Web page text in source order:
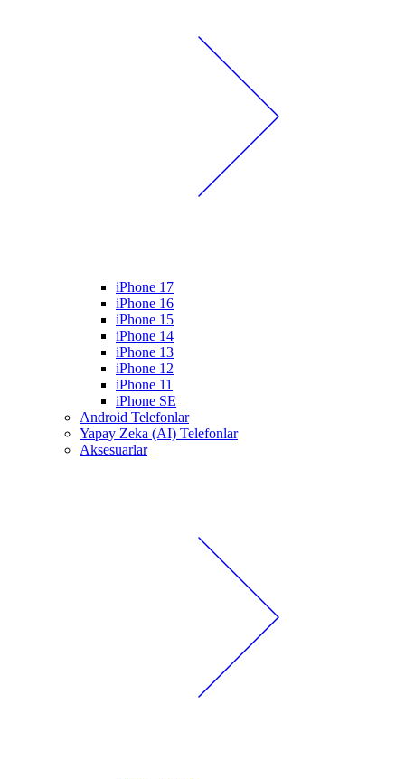
iPhone 17
iPhone 16
iPhone 15
iPhone 14
iPhone 13
iPhone 12
iPhone 11
iPhone SE
Android Telefonlar
Yapay Zeka (AI) Telefonlar
Aksesuarlar